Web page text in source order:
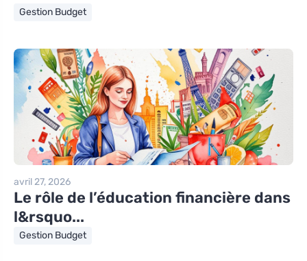
Gestion Budget
avril 27, 2026
Le rôle de l’éducation financière dans
l&rsquo...
Gestion Budget